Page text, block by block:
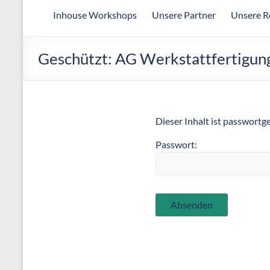
Inhouse Workshops Unsere Partner Unsere
Geschützt: AG
Dieser Inhalt ist
Passwort: